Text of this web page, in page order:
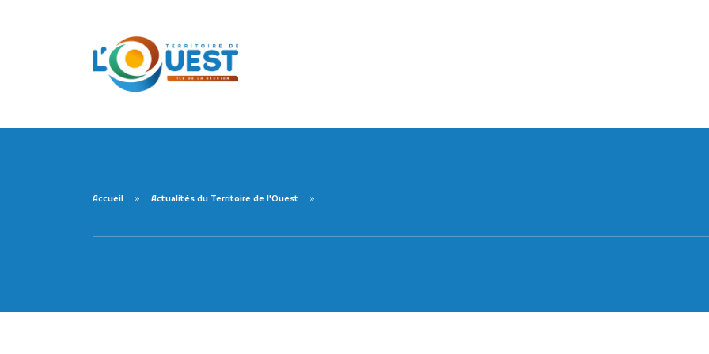
Accueil Actualités du Territoire de l'Ouest